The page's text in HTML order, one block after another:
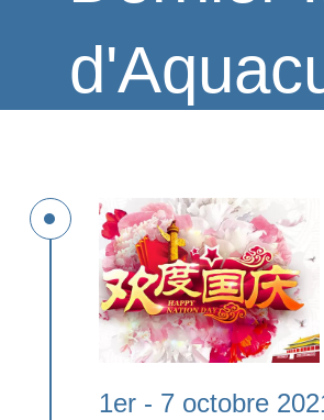
1er - 7 octobre